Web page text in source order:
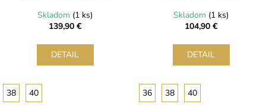
Skladom (1 ks)
139,90 €
DETAIL
38 40
Skladom (1 ks)
104,90 €
DETAIL
36 38 40